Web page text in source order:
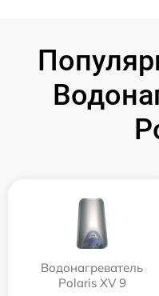
Водонагреватель
Polaris XV 9